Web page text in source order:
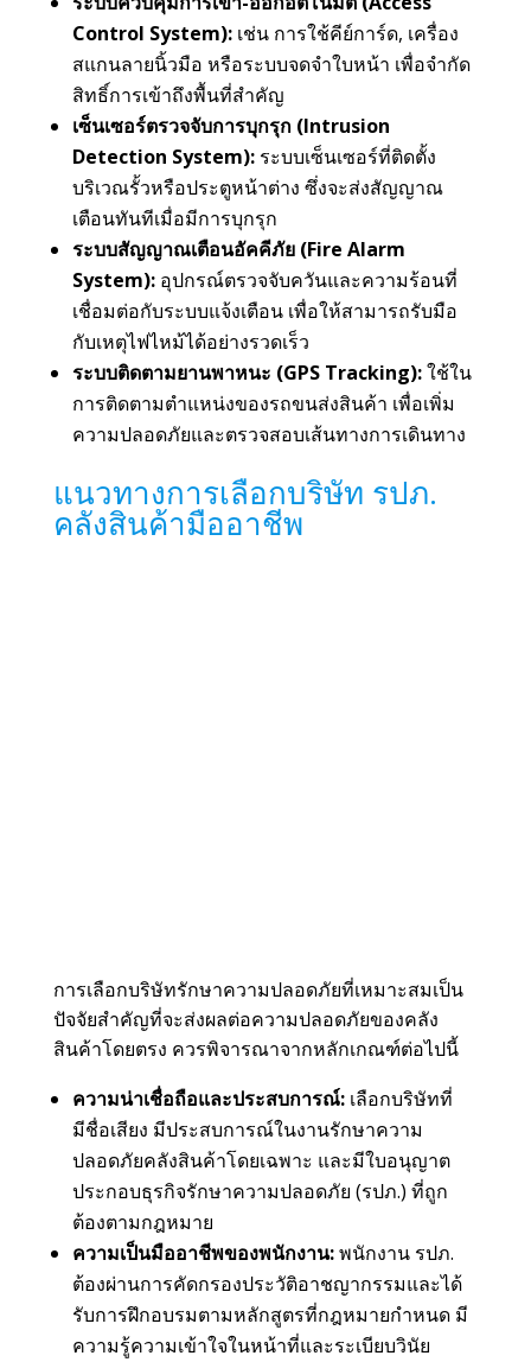
Control System):เช่น การใช้คีย์การ์ด, เครื่อง
สแกนลายนิ้วมือ หรือระบบจดจำใบหน้า เพื่อจำกัด
สิทธิ์การเข้าถึงพื้นที่สำคัญ
เซ็นเซอร์ตรวจจับการบุกรุก (Intrusion
Detection System):ระบบเซ็นเซอร์ที่ติดตั้ง
บริเวณรั้วหรือประตูหน้าต่าง ซึ่งจะส่งสัญญาณ
เตือนทันทีเมื่อมีการบุกรุก
ระบบสัญญาณเตือนอัคคีภัย (Fire Alarm
System):อุปกรณ์ตรวจจับควันและความร้อนที่
เชื่อมต่อกับระบบแจ้งเตือน เพื่อให้สามารถรับมือ
กับเหตุไฟไหม้ได้อย่างรวดเร็ว
ระบบติดตามยานพาหนะ (GPS Tracking):ใช้ใน
การติดตามตำแหน่งของรถขนส่งสินค้า เพื่อเพิ่ม
ความปลอดภัยและตรวจสอบเส้นทางการเดินทาง
แนวทางการเลือกบริษัท รปภ.
คลังสินค้ามืออาชีพ
การเลือกบริษัทรักษาความปลอดภัยที่เหมาะสมเป็น
ปัจจัยสำคัญที่จะส่งผลต่อความปลอดภัยของคลัง
สินค้าโดยตรง ควรพิจารณาจากหลักเกณฑ์ต่อไปนี้
ความน่าเชื่อถือและประสบการณ์:เลือกบริษัทที่
มีชื่อเสียง มีประสบการณ์ในงานรักษาความ
ปลอดภัยคลังสินค้าโดยเฉพาะ และมีใบอนุญาต
ประกอบธุรกิจรักษาความปลอดภัย (รปภ.) ที่ถูก
ต้องตามกฎหมาย
ความเป็นมืออาชีพของพนักงาน:พนักงาน รปภ.
ต้องผ่านการคัดกรองประวัติอาชญากรรมและได้
รับการฝึกอบรมตามหลักสูตรที่กฎหมายกำหนด มี
ความรู้ความเข้าใจในหน้าที่และระเบียบวินัย